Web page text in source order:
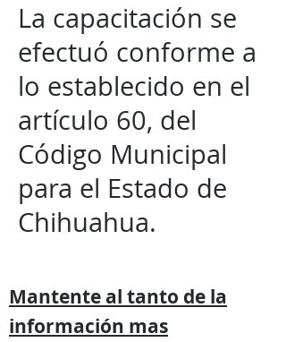
La capacitación se
efectuó conforme a
lo establecido en el
artículo 60, del
Código Municipal
para el Estado de
Chihuahua.
Mantente al tanto de la
información mas